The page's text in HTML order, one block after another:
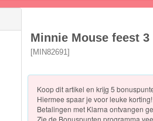
Minnie Mouse feest
[MIN82691]
Koop dit artikel en krijg 5
Hiermee spaar je voor leuke korting!
Betalingen met Klarna ontvangen
Zie de Bonuspunten programma